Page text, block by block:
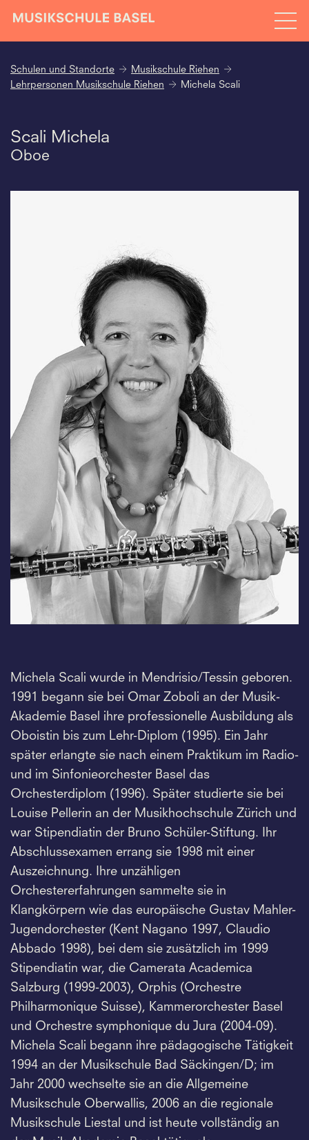
Schulen und Standorte
Musikschule Riehen
Lehrpersonen Musikschule Riehen
Michela Scali
Scali Michela
Oboe
Michela Scali wurde in Mendrisio/Tessin geboren.
1991 begann sie bei Omar Zoboli an der Musik-
Akademie Basel ihre professionelle Ausbildung als
Oboistin bis zum Lehr-Diplom (1995). Ein Jahr
später erlangte sie nach einem Praktikum im Radio-
und im Sinfonieorchester Basel das
Orchesterdiplom (1996). Später studierte sie bei
Louise Pellerin an der Musikhochschule Zürich und
war Stipendiatin der Bruno Schüler-Stiftung. Ihr
Abschlussexamen errang sie 1998 mit einer
Auszeichnung. Ihre unzähligen
Orchestererfahrungen sammelte sie in
Klangkörpern wie das europäische Gustav Mahler-
Jugendorchester (Kent Nagano 1997, Claudio
Abbado 1998), bei dem sie zusätzlich im 1999
Stipendiatin war, die Camerata Academica
Salzburg (1999-2003), Orphis (Orchestre
Philharmonique Suisse), Kammerorchester Basel
und Orchestre symphonique du Jura (2004-09).
Michela Scali begann ihre pädagogische Tätigkeit
1994 an der Musikschule Bad Säckingen/D; im
Jahr 2000 wechselte sie an die Allgemeine
Musikschule Oberwallis, 2006 an die regionale
Musikschule Liestal und ist heute vollständig an